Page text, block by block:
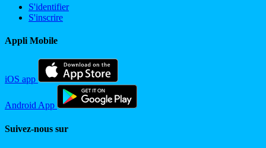
S'identifier
S'inscrire
Appli Mobile
iOS app
Android App
Suivez-nous sur